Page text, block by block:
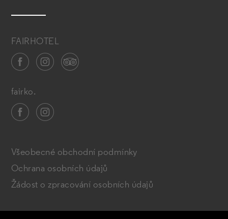
Všeobecné obchodní podmínky
Ochrana osobních údajů
Žádost o zpracování osobních údajů
FAIRHOTEL
fairko.